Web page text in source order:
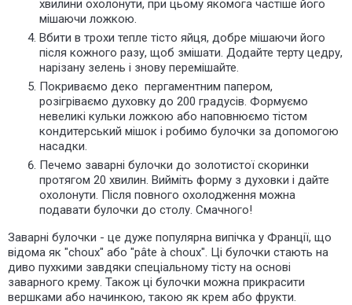
хвилини охолонути, при цьому якомога частіше його
мішаючи ложкою.
Вбити в трохи тепле тісто яйця, добре мішаючи його
після кожного разу, щоб змішати. Додайте терту цедру,
нарізану зелень і знову перемішайте.
Покриваємо деко пергаментним папером,
розігріваємо духовку до 200 градусів. Формуємо
невеликі кульки ложкою або наповнюємо тістом
кондитерський мішок і робимо булочки за допомогою
насадки.
Печемо заварні булочки до золотистої скоринки
протягом 20 хвилин. Вийміть форму з духовки і дайте
охолонути. Після повного охолодження можна
подавати булочки до столу. Смачного!
Заварні булочки - це дуже популярна випічка у Франції, що
відома як "choux" або "pâte à choux". Ці булочки стають на
диво пухкими завдяки спеціальному тісту на основі
заварного крему. Також ці булочки можна прикрасити
вершками або начинкою, такою як крем або фрукти.